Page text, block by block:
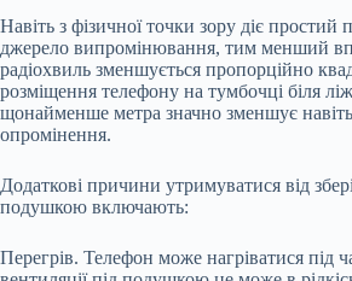
Навіть з фізичної точки зору діє
джерело випромінювання, тим менший
радіохвиль зменшується пропорційно
розміщення телефону на тумбочці біля
щонайменше метра значно зменшує
опромінення.
Додаткові причини утримуватися від
подушкою включають:
Перегрів. Телефон може нагріватися під